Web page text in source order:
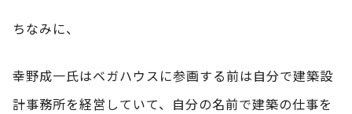
ちなみに、
幸野成一氏はベガハウスに参画する前は自分で建築設
計事務所を経営していて、自分の名前で建築の仕事を